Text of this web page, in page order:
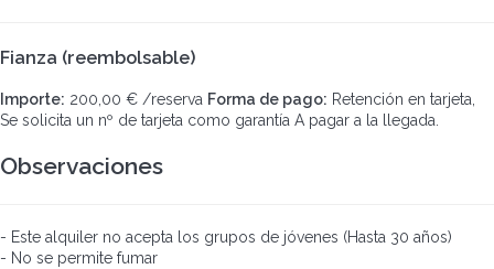
Fianza (reembolsable)
Importe: 200,00 € /reserva Forma de pago: Retención en tarjeta,
Se solicita un nº de tarjeta como garantía A pagar a la llegada.
Observaciones
- Este alquiler no acepta los grupos de jóvenes (Hasta 30 años)
- No se permite fumar